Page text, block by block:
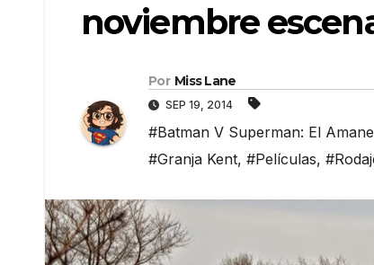
noviembre
Por Miss Lane
SEP 19, 2014
#Batman V Superman: El
#Granja Kent, #Películas,